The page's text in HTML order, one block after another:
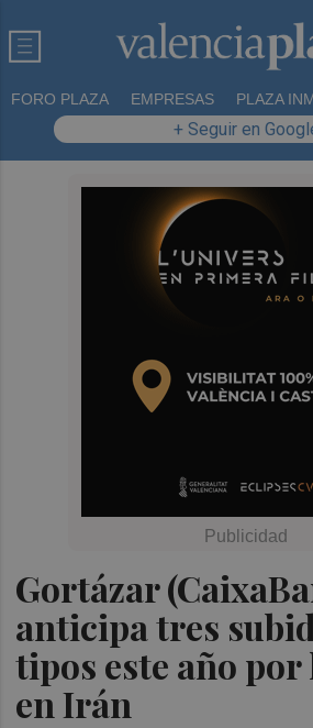
FORO PLAZA EMPRESAS PLAZA
+ Seguir en
Gortázar
anticipa tres
tipos este año
en Irán